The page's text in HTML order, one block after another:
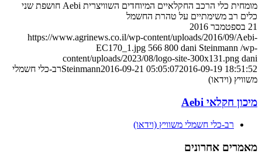
מומחית כלי הרכב החקלאיים המיוחדים השוויצרית Aebi חושפת שני
כלים רב משימתיים על טהרת החשמל
21 בספטמבר 2016
https://www.agrinews.co.il/wp-content/uploads/2016/09/Aebi-
EC170_1.jpg 566 800 dani Steinmann /wp-
content/uploads/2023/08/logo-site-300x131.png dani
Steinmann2016-09-21 05:05:072016-09-19 18:51:52
רב-כלי חשמלי
משוויץ (וידאו)
מיכון חקלאי Aebi
רב-כלי חשמלי משוויץ (וידאו)
מאמרים אחרונים